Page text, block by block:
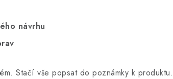
návrhu
Stačí vše popsat do poznámky k produktu.